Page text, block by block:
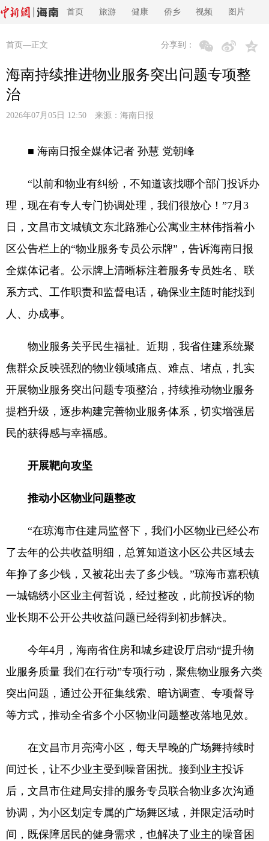
首页 旅游 健康 侨乡 视频 图片
首页 —正文 分享到：
海南持续推进物业服务突出问题专项整
治
2026年07月05日 12:50 来源： 海南日报
■ 海南日报全媒体记者 孙慧 党朝峰
“以前和物业有纠纷，不知道该找哪个部门投诉办
理，现在有专人专门协调处理，我们很放心！”7月3
日，文昌市文城镇文东北路雅心公寓业主林伟指着小
区公告栏上的“物业服务专员公示牌”，告诉海南日报
全媒体记者。公示牌上清晰标注着服务专员姓名、联
系方式、工作职责和监督电话，确保业主随时能找到
人、办成事。
物业服务关乎民生福祉。近期，我省住建系统聚
焦群众反映强烈的物业领域痛点、难点、堵点，扎实
开展物业服务突出问题专项整治，持续推动物业服务
提档升级，逐步构建完善物业服务体系，切实增强居
民的获得感与幸福感。
开展靶向攻坚
推动小区物业问题整改
“在琼海市住建局监督下，我们小区物业已经公布
了去年的公共收益明细，总算知道这小区公共区域去
年挣了多少钱，又被花出去了多少钱。”琼海市嘉积镇
一城锦绣小区业主何哲说，经过整改，此前投诉的物
业长期不公开公共收益问题已经得到初步解决。
今年4月，海南省住房和城乡建设厅启动“提升物
业服务质量 我们在行动”专项行动，聚焦物业服务六类
突出问题，通过公开征集线索、暗访调查、专项督导
等方式，推动全省多个小区物业问题整改落地见效。
在文昌市月亮湾小区，每天早晚的广场舞持续时
间过长，让不少业主受到噪音困扰。接到业主投诉
后，文昌市住建局安排的服务专员联合物业多次沟通
协调，为小区划定专属的广场舞区域，并限定活动时
间，既保障居民的健身需求，也解决了业主的噪音困